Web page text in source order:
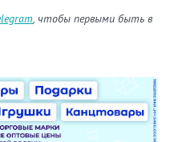
, чтобы первыми быть в